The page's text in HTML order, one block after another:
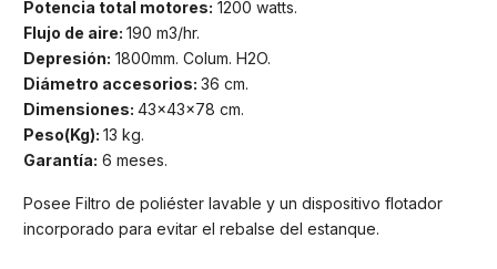
Potencia total motores: 1200 watts.
Flujo de aire: 190 m3/hr.
Depresión: 1800mm. Colum. H2O.
Diámetro accesorios: 36 cm.
Dimensiones: 43x43x78 cm.
Peso(Kg): 13 kg.
Garantía: 6 meses.
Posee Filtro de poliéster lavable y un dispositivo flotador
incorporado para evitar el rebalse del estanque.